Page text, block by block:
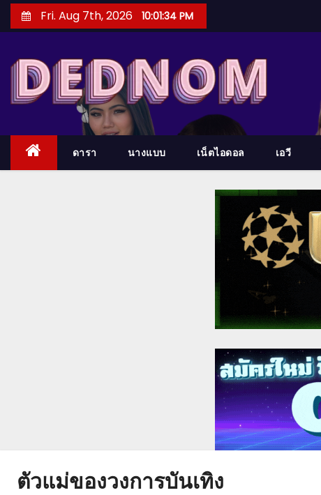
k
Fri. Aug 7th, 2026 10:01:35 PM
ดารา นางแบบ เน็ตไอดอล เอวี
ตัวแม่ของวงการบันเทิง